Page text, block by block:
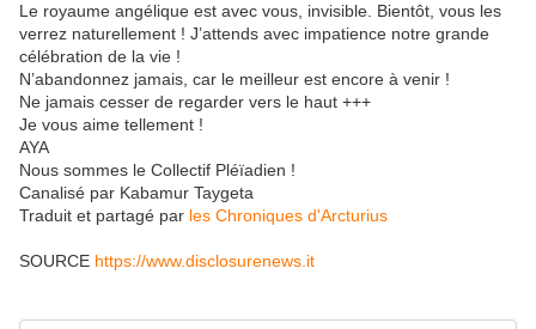
Le royaume angélique est avec vous, invisible. Bientôt, vous les
verrez naturellement ! J’attends avec impatience notre grande
célébration de la vie !
N’abandonnez jamais, car le meilleur est encore à venir !
Ne jamais cesser de regarder vers le haut +++
Je vous aime tellement !
AYA
Nous sommes le Collectif Pléïadien !
Canalisé par Kabamur Taygeta
Traduit et partagé par les Chroniques d'Arcturius
SOURCE https://www.disclosurenews.it